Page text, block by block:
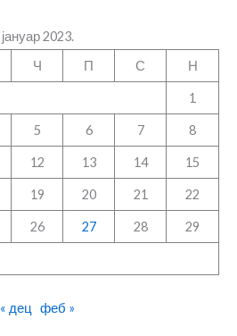
јануар 2023.
Ч П С Н
1
5 6 7 8
12 13 14 15
19 20 21 22
26 27 28 29
« дец феб »